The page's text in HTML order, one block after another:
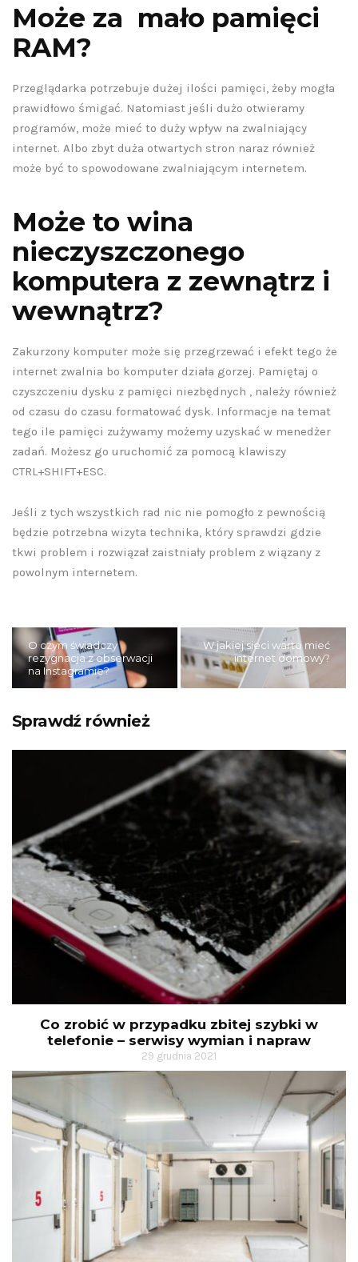
Może za mało pamięci
RAM?
Przeglądarka potrzebuje dużej ilości pamięci, żeby mogła
prawidłowo śmigać. Natomiast jeśli dużo otwieramy
programów, może mieć to duży wpływ na zwalniający
internet. Albo zbyt duża otwartych stron naraz również
może być to spowodowane zwalniającym internetem.
Może to wina
nieczyszczonego
komputera z zewnątrz i
wewnątrz?
Zakurzony komputer może się przegrzewać i efekt tego że
internet zwalnia bo komputer działa gorzej. Pamiętaj o
czyszczeniu dysku z pamięci niezbędnych , należy również
od czasu do czasu formatować dysk. Informacje na temat
tego ile pamięci zużywamy możemy uzyskać w menedżer
zadań. Możesz go uruchomić za pomocą klawiszy
CTRL+SHIFT+ESC.
Jeśli z tych wszystkich rad nic nie pomogło z pewnością
będzie potrzebna wizyta technika, który sprawdzi gdzie
tkwi problem i rozwiązał zaistniały problem z wiązany z
powolnym internetem.
O czym świadczy
rezygnacja z obserwacji
na Instagramie?
W jakiej sieci warto mieć
internet domowy?
Sprawdź również
Co zrobić w przypadku zbitej szybki w
telefonie – serwisy wymian i napraw
29 grudnia 2021